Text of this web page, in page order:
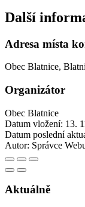
Další
Adresa místa
Obec Blatnice,
Organizátor
Obec Blatnice
Datum vložení: 13.
Datum poslední
Autor: Správce
Aktuálně